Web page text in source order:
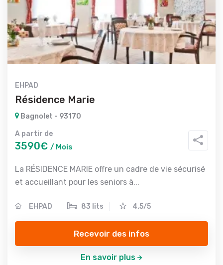
EHPAD
Résidence Marie
Bagnolet - 93170
A partir de
3590€ / Mois
La RÉSIDENCE MARIE offre un cadre de vie sécurisé
et accueillant pour les seniors à...
EHPAD 83 lits 4.5/5
Recevoir des infos
En savoir plus